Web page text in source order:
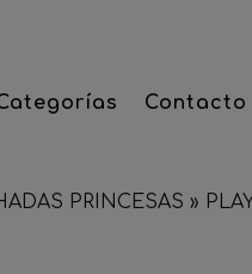
Contacto
PRINCESAS »